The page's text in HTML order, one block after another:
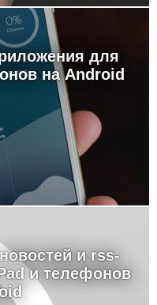
для
на Android
и rss-
и телефонов